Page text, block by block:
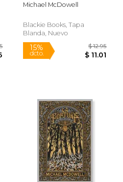
Michael McDowell
Blackie Books, Tapa
Blanda, Nuevo
15%
dcto.